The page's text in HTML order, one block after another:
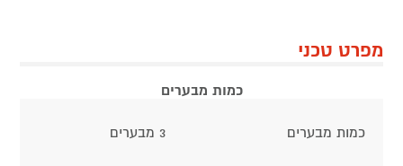
מפרט טכני
כמות מבערים
כמות מבערים 3 מבערים